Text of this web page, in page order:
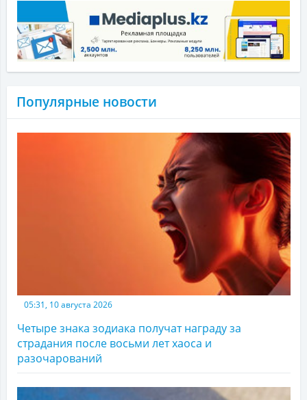
Популярные новости
05:31, 10 августа 2026
Четыре знака зодиака получат награду за
страдания после восьми лет хаоса и
разочарований